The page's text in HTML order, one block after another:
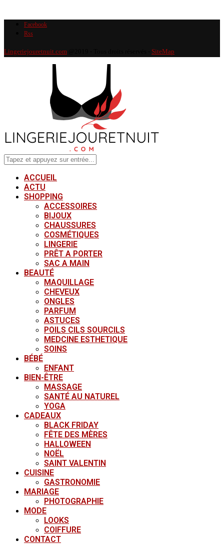
Facebook
Rss
Lingeriejouretnuit.com SiteMap
ACCUEIL
ACTU
SHOPPING
ACCESSOIRES
BIJOUX
CHAUSSURES
COSMÉTIQUES
LINGERIE
PRÊT A PORTER
SAC A MAIN
BEAUTÉ
MAQUILLAGE
CHEVEUX
ONGLES
PARFUM
ASTUCES
POILS CILS SOURCILS
MEDCINE ESTHETIQUE
SOINS
BÉBÉ
ENFANT
BIEN-ÊTRE
MASSAGE
SANTÉ AU NATUREL
YOGA
CADEAUX
BLACK FRIDAY
FÊTE DES MÈRES
HALLOWEEN
NOËL
SAINT VALENTIN
CUISINE
GASTRONOMIE
MARIAGE
PHOTOGRAPHIE
MODE
LOOKS
COIFFURE
CONTACT